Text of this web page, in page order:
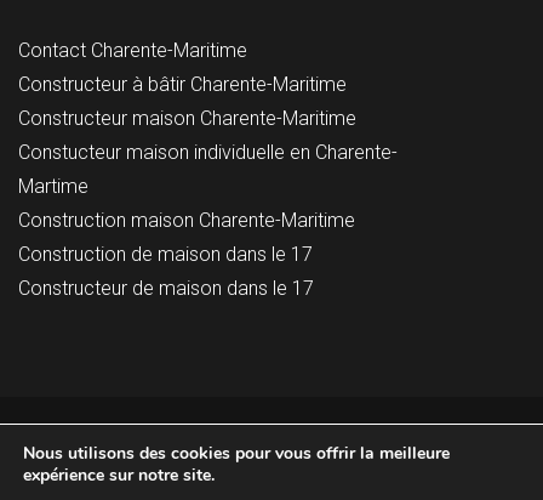
Contact Charente-Maritime
Constructeur à bâtir Charente-Maritime
Constructeur maison Charente-Maritime
Constucteur maison individuelle en Charente-
Martime
Construction maison Charente-Maritime
Construction de maison dans le 17
Constructeur de maison dans le 17
Nous utilisons des cookies pour vous offrir la meilleure
expérience sur notre site.